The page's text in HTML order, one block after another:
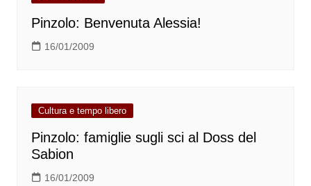
Pinzolo: Benvenuta Alessia!
16/01/2009
Cultura e tempo libero
Pinzolo: famiglie sugli sci al Doss del
Sabion
16/01/2009